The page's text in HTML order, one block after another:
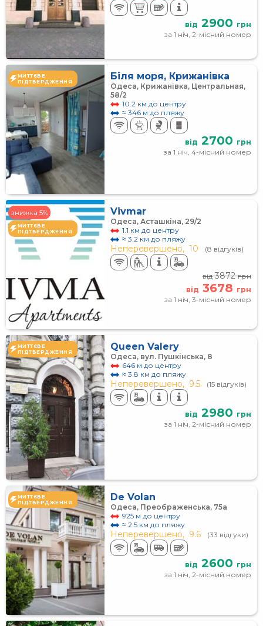
від 2900 грн
за 1 ніч, 2-місний номер
МИТТЄВЕ
ПІДТВЕРДЖЕННЯ
Біля моря, Крижанівка
Одеса, Крижанівка, Центральная,
58/2
10.2 км до центру
≈ 346 м до пляжу
від 2700 грн
за 1 ніч, 4-місний номер
знижка 5%
МИТТЄВЕ
ПІДТВЕРДЖЕННЯ
Vivmar
Одеса, Асташкіна, 29/2
1.1 км до центру
≈ 3.2 км до пляжу
Неперевершено, 10 (8 відгуків)
від3872грн
від 3678 грн
за 1 ніч, 3-місний номер
МИТТЄВЕ
ПІДТВЕРДЖЕННЯ
Queen Valery
Одеса, вул. Пушкінська, 8
646 м до центру
≈ 3.8 км до пляжу
Неперевершено, 9.5 (15 відгуків)
від 2980 грн
за 1 ніч, 2-місний номер
МИТТЄВЕ
ПІДТВЕРДЖЕННЯ
De Volan
Одеса, Преображенська, 75а
925 м до центру
≈ 2.5 км до пляжу
Неперевершено, 9.6 (33 відгуки)
від 2600 грн
за 1 ніч, 2-місний номер